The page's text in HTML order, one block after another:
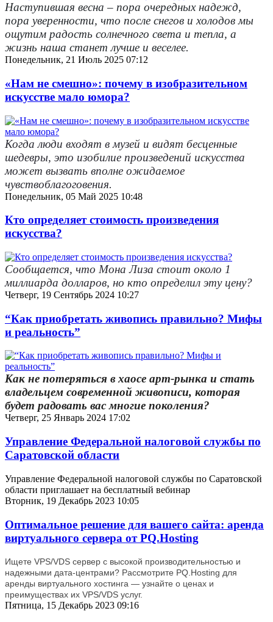
Наступившая весна – пора очередных надежд,
пора уверенности, что после снегов и холодов мы
ощутим радость солнечного света и тепла, а
жизнь наша станет лучше и веселее.
Понедельник, 21 Июль 2025 07:12
«Нам не смешно»: почему в изобразительном
искусстве мало юмора?
Когда люди входят в музей и видят бесценные
шедевры, это изобилие произведений искусства
может вызвать вполне ожидаемое
чувствоблагоговения.
Понедельник, 05 Май 2025 10:48
Кто определяет стоимость произведения
искусства?
Сообщается, что Мона Лиза стоит около 1
миллиарда долларов, но кто определил эту цену?
Четверг, 19 Сентябрь 2024 10:27
“Как приобретать живопись правильно? Мифы
и реальность”
Как не потеряться в хаосе арт-рынка и стать
владельцем современной живописи, которая
будет радовать вас многие поколения?
Четверг, 25 Январь 2024 17:02
Управление Федеральной налоговой службы по
Саратовской области
Управление Федеральной налоговой службы по Саратовской
области приглашает на бесплатный вебинар
Вторник, 19 Декабрь 2023 10:05
Оптимальное решение для вашего сайта: аренда
виртуального сервера от PQ.Hosting
Ищете VPS/VDS сервер с высокой производительностью и
надежными дата-центрами? Рассмотрите PQ.Hosting для
аренды виртуального хостинга — узнайте о ценах и
преимуществах их VPS/VDS услуг.
Пятница, 15 Декабрь 2023 09:16